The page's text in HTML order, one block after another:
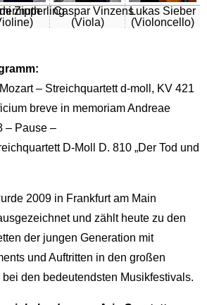
ZipperlingCaspar Vinzens
(Viola)
Lukas Sieber
(Violoncello)
– Streichquartett d-moll, KV 421
breve in memoriam Andreae
– Pause –
D-Moll D. 810 „Der Tod und
2009 in Frankfurt am Main
und zählt heute zu den
der jungen Generation mit
und Auftritten in den großen
den bedeutendsten Musikfestivals.